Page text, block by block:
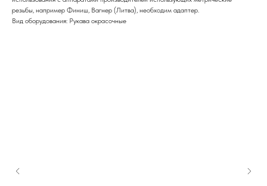
резьбы, например Финиш, Вагнер (Литва), необходим адаптер.
Вид оборудования: Рукава окрасочные